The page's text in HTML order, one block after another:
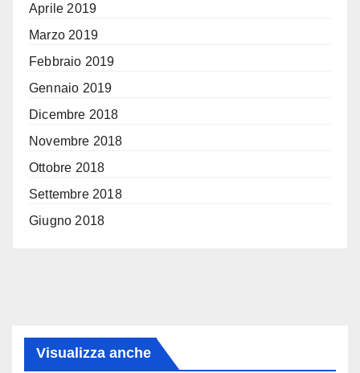
Aprile 2019
Marzo 2019
Febbraio 2019
Gennaio 2019
Dicembre 2018
Novembre 2018
Ottobre 2018
Settembre 2018
Giugno 2018
Visualizza anche